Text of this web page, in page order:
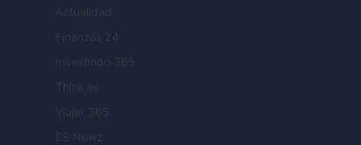
Actualidad
Finanzas 24
Investindo 365
Think.es
Viajar 365
ES Newz